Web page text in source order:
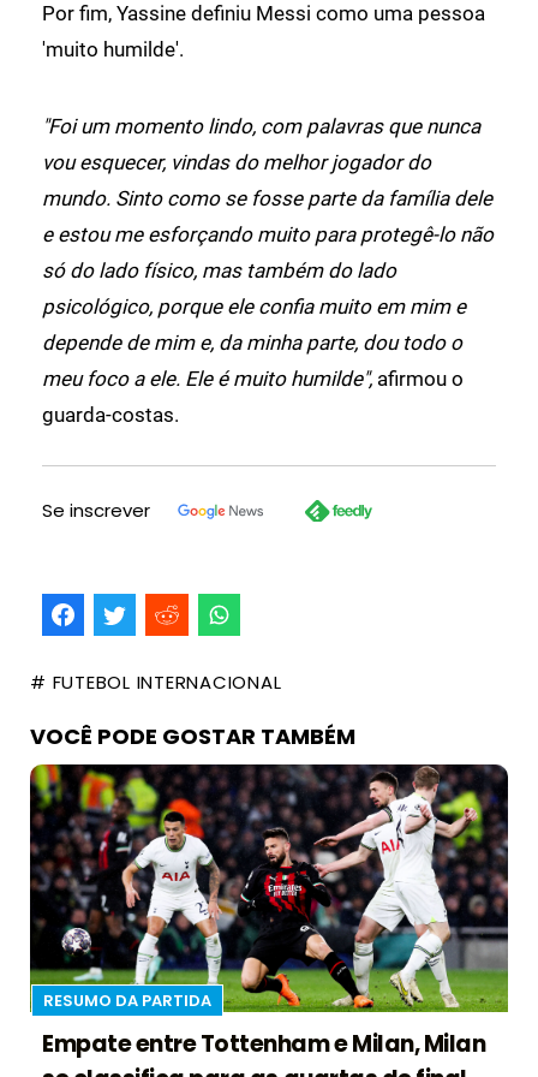
Por fim, Yassine definiu Messi como uma pessoa
'muito humilde'.
"Foi um momento lindo, com palavras que nunca
vou esquecer, vindas do melhor jogador do
mundo. Sinto como se fosse parte da família dele
e estou me esforçando muito para protegê-lo não
só do lado físico, mas também do lado
psicológico, porque ele confia muito em mim e
depende de mim e, da minha parte, dou todo o
meu foco a ele. Ele é muito humilde", afirmou o
guarda-costas.
Se inscrever
# FUTEBOL INTERNACIONAL
VOCÊ PODE GOSTAR TAMBÉM
RESUMO DA PARTIDA
Empate entre Tottenham e Milan, Milan